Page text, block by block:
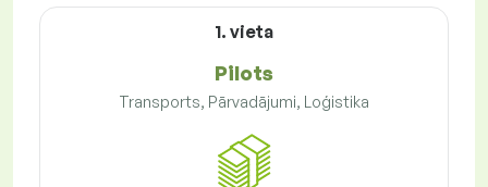
1. vieta
Pilots
Transports, Pārvadājumi, Loģistika